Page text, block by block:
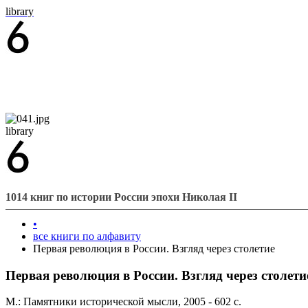
library
library
1014 книг по истории России эпохи Николая II
•
все книги по алфавиту
Первая революция в России. Взгляд через столетие
Первая революция в России. Взгляд через
М.: Памятники исторической мысли, 2005 - 602 с.